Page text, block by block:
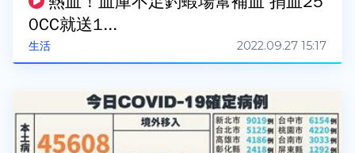
生活
0CC就送1...
2022.09.27 15:17